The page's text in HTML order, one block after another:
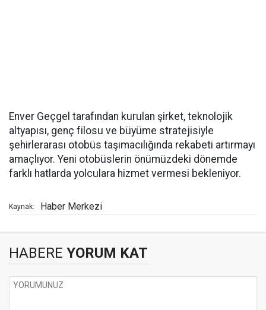
Enver Geçgel tarafından kurulan şirket, teknolojik
altyapısı, genç filosu ve büyüme stratejisiyle
şehirlerarası otobüs taşımacılığında rekabeti artırmayı
amaçlıyor. Yeni otobüslerin önümüzdeki dönemde
farklı hatlarda yolculara hizmet vermesi bekleniyor.
Kaynak: Haber Merkezi
HABERE YORUM KAT